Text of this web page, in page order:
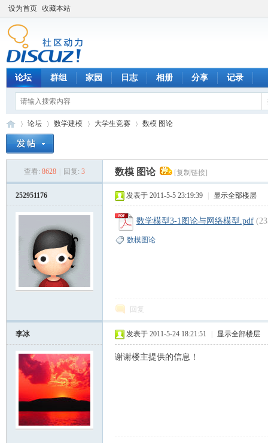
设为首页 收藏本站
论坛 群组 家园 日志 相册 分享 记录
论坛
›
数学建模
›
大学生竞赛
›
数模 图论
查看: 8628 回复: 3 数模 图论 [复制链接]
252951176 发表于 2011-5-5 23:19:39 显示全部楼层
数学模型3-1图论与网络模型.pdf
数模图论
回复
李冰 发表于 2011-5-24 18:21:51 显示全部楼层
谢谢楼主提供的信息！